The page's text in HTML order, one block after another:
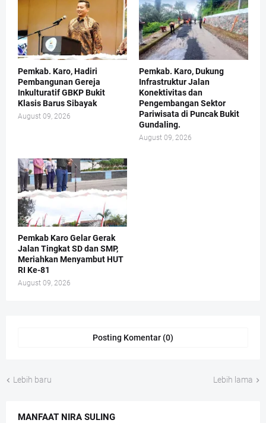
Pemkab. Karo, Hadiri
Pembangunan Gereja
Inkulturatif GBKP Bukit
Klasis Barus Sibayak
August 09, 2026
Pemkab. Karo, Dukung
Infrastruktur Jalan
Konektivitas dan
Pengembangan Sektor
Pariwisata di Puncak Bukit
Gundaling.
August 09, 2026
Pemkab Karo Gelar Gerak
Jalan Tingkat SD dan SMP,
Meriahkan Menyambut HUT
RI Ke-81
August 09, 2026
Posting Komentar (0)
Lebih baru Lebih lama
MANFAAT NIRA SULING